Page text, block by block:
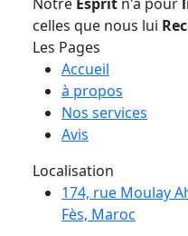
celles que nous lui
Les Pages
Accueil
à propos
Nos services
Avis
Localisation
174, rue Moulay
Fès, Maroc